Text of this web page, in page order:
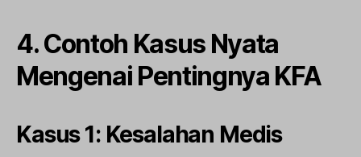
4. Contoh Kasus Nyata
Mengenai Pentingnya KFA
Kasus 1: Kesalahan Medis